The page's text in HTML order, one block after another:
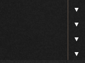
▼
▼
▼
▼